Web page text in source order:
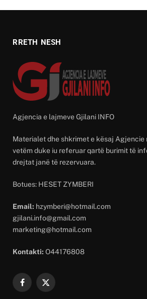
RRETH NESH
Agjencia e lajmeve Gjilani INFO
Materialet dhe shkrimet e kësaj Agjencie
vetëm duke iu referuar qartë burimit të
drejtat janë të rezervuara.
Botues: HESET ZYMBERI
Email: hzymberi@hotmail.com
gjilani.info@gmail.com
marketing@hotmail.com
Kontakti: O44176808
Facebook
X